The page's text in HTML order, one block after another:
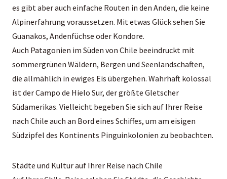
es gibt aber auch einfache Routen in den Anden, die keine
Alpinerfahrung voraussetzen. Mit etwas Glück sehen Sie
Guanakos, Andenfüchse oder Kondore.
Auch Patagonien im Süden von Chile beeindruckt mit
sommergrünen Wäldern, Bergen und Seenlandschaften,
die allmählich in ewiges Eis übergehen. Wahrhaft kolossal
ist der Campo de Hielo Sur, der größte Gletscher
Südamerikas. Vielleicht begeben Sie sich auf Ihrer Reise
nach Chile auch an Bord eines Schiffes, um am eisigen
Südzipfel des Kontinents Pinguinkolonien zu beobachten.
Städte und Kultur auf Ihrer Reise nach Chile